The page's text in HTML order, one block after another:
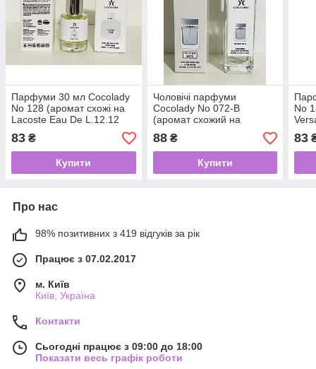
Парфуми 30 мл Cocolady
No 128 (аромат схожі на
Lacoste Eau De L.12.12
Blanc)
83 ₴
Купити
Чоловічі парфуми
Cocolady No 072-В
(аромат схожий на
Dolce&Gabbana The One
Grey Intense) 60 мл
88₴
Купити
No
83
Про нас
98% позитивних з 419 відгуків за рік
Працює з 07.02.2017
м. Київ
Київ, Україна
Контакти
Сьогодні працює з 09:00 до 18:00
Показати весь графік роботи